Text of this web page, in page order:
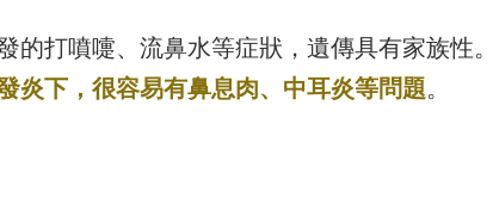
打噴嚏、流鼻水等症狀，遺傳具有家族性。
炎下，很容易有鼻息肉、中耳炎等問題。